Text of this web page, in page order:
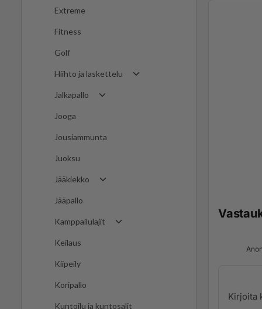
Extreme
Fitness
Golf
Hiihto ja laskettelu
Jalkapallo
Jooga
Jousiammunta
Juoksu
Jääkiekko
Jääpallo
Kamppailulajit
Keilaus
Kiipeily
Koripallo
Kuntoilu ja kuntosalit